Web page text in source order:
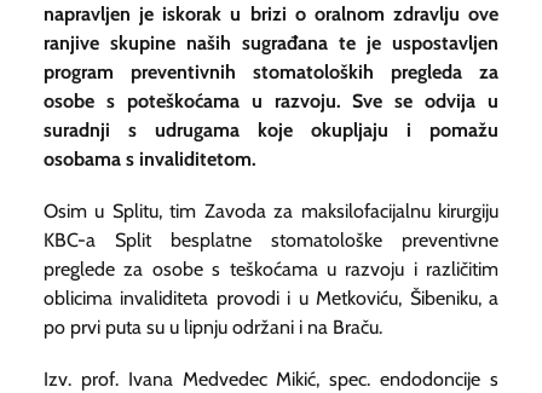
napravljen je iskorak u brizi o oralnom zdravlju ove
ranjive skupine naših sugrađana te je uspostavljen
program preventivnih stomatoloških pregleda za
osobe s poteškoćama u razvoju. Sve se odvija u
suradnji s udrugama koje okupljaju i pomažu
osobama s invaliditetom.
Osim u Splitu, tim Zavoda za maksilofacijalnu kirurgiju
KBC-a Split besplatne stomatološke preventivne
preglede za osobe s teškoćama u razvoju i različitim
oblicima invaliditeta provodi i u Metkoviću, Šibeniku, a
po prvi puta su u lipnju održani i na Braču.
Izv. prof. Ivana Medvedec Mikić, spec. endodoncije s